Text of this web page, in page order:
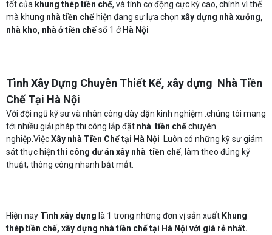
tốt của khung thép tiền chế, và tính cơ động cực kỳ cao, chính vì thế
mà khung nhà tiền chế hiện đang sự lựa chọn xây dựng nhà xưởng,
nhà kho, nhà ở tiền chếsố 1 ở Hà Nội
Tình Xây Dựng Chuyên Thiết Kế, xây dựng Nhà Tiền
Chế Tại Hà Nội
Với đội ngũ kỹ sư và nhân công dày dặn kinh nghiệm .chúng tôi mang
tới nhiều giải pháp thi công lắp đặt nhà tiền chếchuyên
nghiệp.ViệcXây nhà Tiền Chế tại Hà Nội Luôn có những kỹ sư giám
sát thực hiện thi công dưán xây nhà tiền chế, làm theo đúng kỹ
thuật, thông công nhanh bắt mắt.
Hiện nay Tình xây dựng là 1 trong những đơn vị sản xuất Khung
thép tiền chế, xây dựng nhà tiền chế tại Hà Nội với giá rẻ nhất.